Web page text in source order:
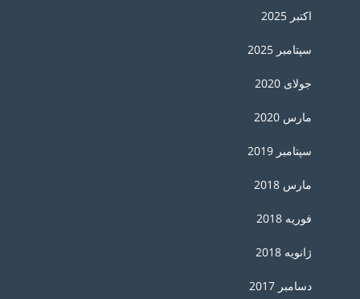
اکتبر 2025
سپتامبر 2025
جولای 2020
مارس 2020
سپتامبر 2019
مارس 2018
فوریه 2018
ژانویه 2018
دسامبر 2017